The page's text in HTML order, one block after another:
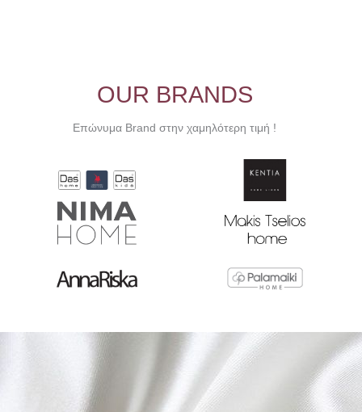
OUR BRANDS
Επώνυμα Brand στην χαμηλότερη τιμή !